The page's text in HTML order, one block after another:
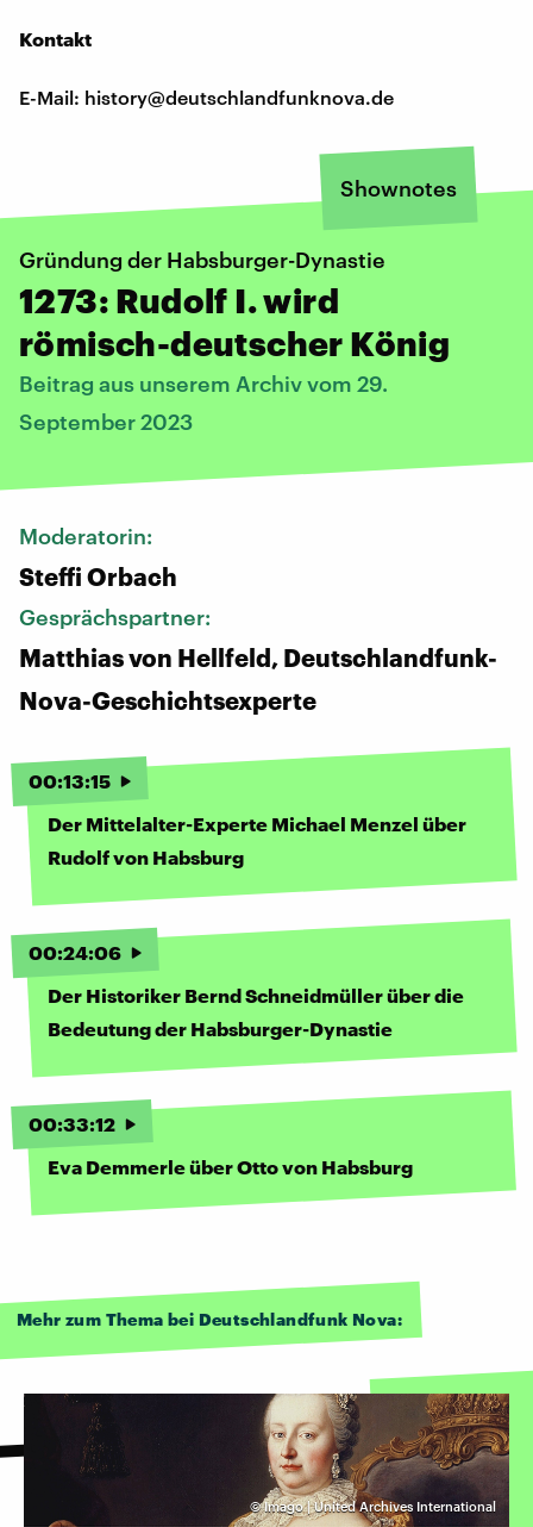
Kontakt
E-Mail: history@deutschlandfunknova.de
Shownotes
Gründung der Habsburger-Dynastie
1273: Rudolf I. wird
römisch-deutscher König
Beitrag aus unserem Archiv vom 29.
September 2023
Moderatorin:
Steffi Orbach
Gesprächspartner:
Matthias von Hellfeld, Deutschlandfunk-
Nova-Geschichtsexperte
00:13:15
Der Mittelalter-Experte Michael Menzel über
Rudolf von Habsburg
00:24:06
Der Historiker Bernd Schneidmüller über die
Bedeutung der Habsburger-Dynastie
00:33:12
Eva Demmerle über Otto von Habsburg
Mehr zum Thema bei Deutschlandfunk Nova:
©Imago | United Archives International